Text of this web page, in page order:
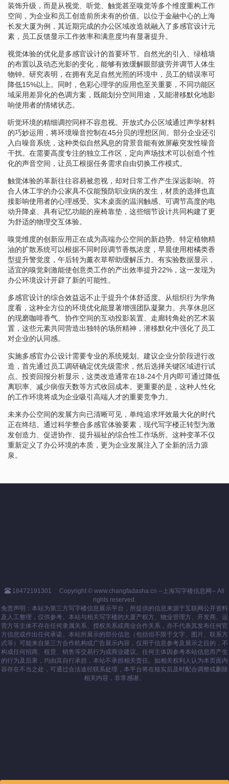
装饰升级，而是从视觉、听觉、触觉甚至嗅觉等多个维度重构工作
空间，为企业和员工创造前所未有的价值。以位于金融中心的上海
长发大厦为例，其近期完成的办公区域改造就融入了多感官设计元
素，员工反馈显示工作效率和满意度均有显著提升。
视觉体验的优化是多感官设计的首要环节。自然光的引入、绿植墙
的布置以及动态光影的变化，能够有效缓解眼部疲劳并调节人体生
物钟。研究表明，在拥有充足自然光照的环境中，员工的错误率可
降低15%以上。同时，色彩心理学的应用也至关重要，不同功能区
域采用差异化的色调方案，既能划分空间用途，又能潜移默化地影
响使用者的情绪状态。
听觉环境的精细调控同样不容忽视。开放式办公区域通过声学材料
的巧妙运用，将环境噪音控制在45分贝的理想区间。部分企业还引
入白噪音系统，这种类似自然风息的背景音能有效屏蔽突发性噪音
干扰。在需要高度专注的独立工作区，定向声场技术可以创造个性
化的声音空间，让员工根据任务需求自由切换工作模式。
触觉体验的革新往往容易被忽视，却对日常工作产生深远影响。符
合人体工学的办公家具不仅能预防职业病的发生，材质的选择也直
接影响使用者的心理感受。实木桌面的温润触感、可调节高度的电
动升降桌、具有记忆功能的座椅靠垫，这些细节设计共同构建了更
为舒适的物理交互体验。
嗅觉维度的创新应用正在成为高端办公空间的新趋势。特定植物精
油的扩散系统可以根据不同时段调节香氛浓度，早晨使用柑橘类香
型提升警觉度，午后转为薰衣草帮助缓解压力。有实验数据显示，
适宜的嗅觉刺激能使创意类工作的产出效率提升22%，这一发现为
办公环境设计开辟了新的可能性。
多感官设计的综合效益远不止于提升个体舒适度。从组织行为学角
度看，这种全方位的环境优化能显著增强团队凝聚力。共享休息区
的现磨咖啡香气、协作空间的互动投影装置、走廊转角处的艺术装
置，这些元素共同营造出独特的场所精神，潜移默化中强化了员工
对企业的认同感。
实施多感官办公设计需要专业的系统规划。建议企业分阶段进行改
造，首先通过员工调研确定优先级需求，然后选择关键区域进行试
点。投资回报分析显示，这类改造通常在18-24个月内即可通过降低
离职率、减少病假天数等方式收回成本。更重要的是，这种人性化
的工作环境将成为企业吸引高端人才的重要竞争力。
未来办公空间的发展方向已清晰可见，单纯追求坪效最大化的时代
正在终结。通过科学整合多感官体验要素，现代写字楼正转型为激
发创造力、促进协作、提升福祉的综合性工作场所。这种变革不仅
重新定义了办公环境的本质，更为企业发展注入了全新的活力源
泉。
18472191301
Copyright © www.changfadasha.cn --上海写字楼信息网-- All
rights reserved.
免责声明：本站为第三方写字楼信息展示平台，所提供的信息来源于互联网公开资料
及人工整理，仅供参考。本站与相关写字楼的大厦产权方、物业管理方、开发商、运
营方等主体不存在任何隶属关系、授权关系或商业合作关系，亦不代表其发布任何官
方信息或作出任何承诺。本站所展示的部分信息（包括但不限于文字、图片、联系方
式等）可能来自第三方合作机构或广告展示内容，仅用于信息参考及展示之目的，不
构成任何招商、租赁、销售等交易行为或商业建议。任何主体因参考本站信息而产生
的行为及后果，均由其自行承担，本站不承担相关责任。如相关权利人认为本页面内
容存在不当之处，可通过合法途径联系处理，本平台将在核实后及时配合调整或删除
相关内容，非常感谢。